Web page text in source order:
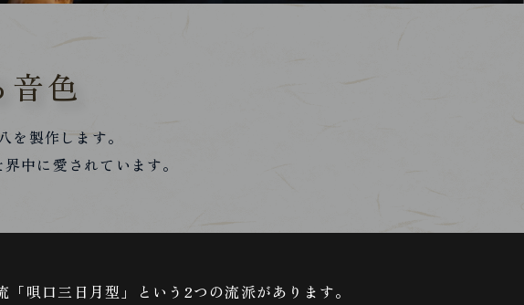
色
製作します。
中に愛されています。
唄口三日月型」という2つの流派があります。